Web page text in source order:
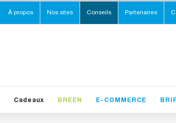
À propos Nos sites Conseils Partenaires
Cadeaux BREEN E-COMMERCE